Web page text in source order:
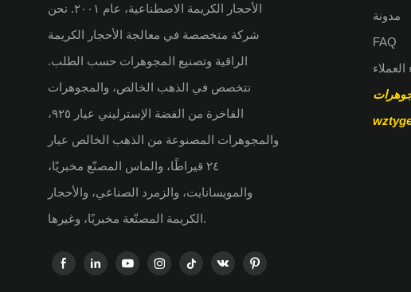
الأحجار الكريمة الاصطناعية، عام ٢٠٠١. نحن
شركة متخصصة في معالجة الأحجار الكريمة
الراقية وتصنيع المجوهرات حسب الطلب.
نتخصص في الذهب الخالص، والمجوهرات
الفاخرة من الفضة الإسترليني عيار ٩٢٥،
والمجوهرات المصنوعة من الذهب الخالص عيار
٢٤ قيراطًا، والماس المصنّع مخبريًا،
والمويسانايت، والزمرد الصناعي، والأحجار
الكريمة المصنّعة مخبريًا، وغيرها.
مدونة
FAQ
العملاء